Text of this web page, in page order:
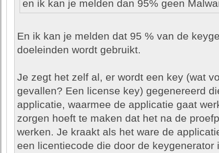
en ik kan je melden dan 95% geen
En ik kan je melden dat 95 % van de
doeleinden wordt gebruikt.
Je zegt het zelf al, er wordt een key (wat
gevallen? Een license key) gegenereerd
applicatie, waarmee de applicatie gaat
zorgen hoeft te maken dat het na de
werken. Je kraakt als het ware de
een licentiecode die door de keygenerator